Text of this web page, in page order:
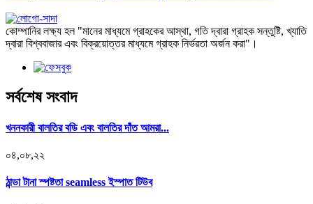
কোম্পানির লক্ষ্য হল "মানের মাধ্যমে গ্রাহকের আস্থা, গতি দ্বারা গ্রাহক সন্তুষ্টি, খ্যাতি
দ্বারা বিশ্ববাজার এবং বিক্রয়োত্তর মাধ্যমে গ্রাহক নির্ভরতা অর্জন করা"।
সর্বশেষ সংবাদ
খননকারী বালতির বডি এবং বালতির দাঁত আমরা...
০৪,০৮,২২
ঠান্ডা টানা স্পষ্টতা seamless ইস্পাত টিউব